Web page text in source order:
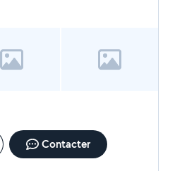
Contacter